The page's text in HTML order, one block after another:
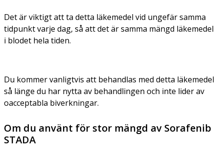
Det är viktigt att ta detta läkemedel vid ungefär samma
tidpunkt varje dag, så att det är samma mängd läkemedel
i blodet hela tiden.
Du kommer vanligtvis att behandlas med detta läkemedel
så länge du har nytta av behandlingen och inte lider av
oacceptabla biverkningar.
Om du använt för stor mängd av Sorafenib
STADA